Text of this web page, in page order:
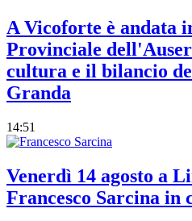
A Vicoforte è andata
Provinciale
cultura e il bilancio
Granda
14:51
Venerdì 14 agosto a
Francesco Sarcina in